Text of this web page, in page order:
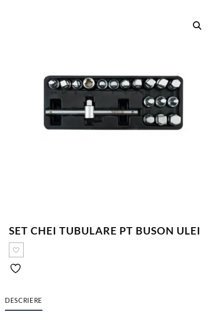
SET CHEI TUBULARE PT BUSON ULEI
DESCRIERE